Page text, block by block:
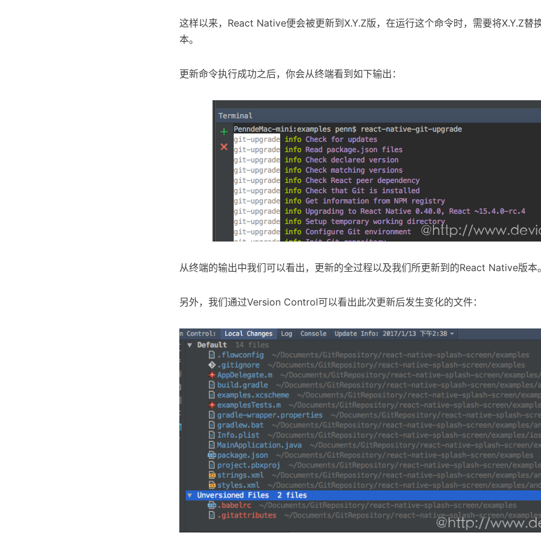
这样以来，React Native便会被更新到X.Y.Z版，在运行这个命令时，需要将X.Y.Z替
本。
更新命令执行成功之后，你会从终端看到如下输出：
从终端的输出中我们可以看出，更新的全过程以及我们所更新到的React Native版本。
另外，我们通过Version Control可以看出此次更新后发生变化的文件：